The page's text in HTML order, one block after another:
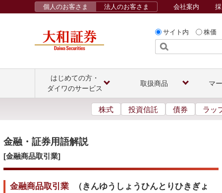
サイト内 株価
個人のお客さま 法人のお客さま 会社案内
はじめての方・
ダイワのサービス
取扱商品 マ
株式 投資信託 債券 ラッ
金融・証券用語解説
[金融商品取引業]
金融商品取引業（きんゆうしょうひんとりひきぎょ